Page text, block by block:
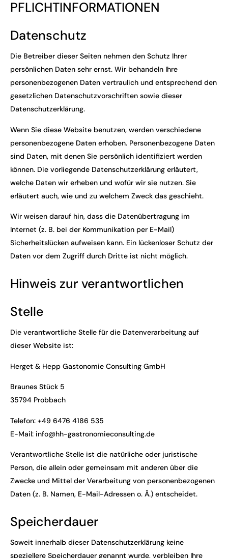
PFLICHT­INFORMATIONEN
Datenschutz
Die Betreiber dieser Seiten nehmen den Schutz Ihrer
persönlichen Daten sehr ernst. Wir behandeln Ihre
personenbezogenen Daten vertraulich und entsprechend den
gesetzlichen Datenschutzvorschriften sowie dieser
Datenschutzerklärung.
Wenn Sie diese Website benutzen, werden verschiedene
personenbezogene Daten erhoben. Personenbezogene Daten
sind Daten, mit denen Sie persönlich identifiziert werden
können. Die vorliegende Datenschutzerklärung erläutert,
welche Daten wir erheben und wofür wir sie nutzen. Sie
erläutert auch, wie und zu welchem Zweck das geschieht.
Wir weisen darauf hin, dass die Datenübertragung im
Internet (z. B. bei der Kommunikation per E-Mail)
Sicherheitslücken aufweisen kann. Ein lückenloser Schutz der
Daten vor dem Zugriff durch Dritte ist nicht möglich.
Hinweis zur verantwortlichen
Stelle
Die verantwortliche Stelle für die Datenverarbeitung auf
dieser Website ist:
Herget & Hepp Gastonomie Consulting GmbH
Braunes Stück 5
35794 Probbach
Telefon: +49 6476 4186 535
E-Mail: info@hh-gastronomieconsulting.de
Verantwortliche Stelle ist die natürliche oder juristische
Person, die allein oder gemeinsam mit anderen über die
Zwecke und Mittel der Verarbeitung von personenbezogenen
Daten (z. B. Namen, E-Mail-Adressen o. Ä.) entscheidet.
Speicherdauer
Soweit innerhalb dieser Datenschutzerklärung keine
speziellere Speicherdauer genannt wurde, verbleiben Ihre